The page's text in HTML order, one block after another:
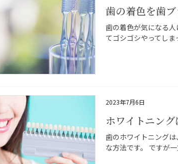
歯の着色を歯
歯の着色が気になる
てゴシゴシやってし
2023年7月6日
ホワイトニン
歯のホワイトニング
な方法です。 ですが